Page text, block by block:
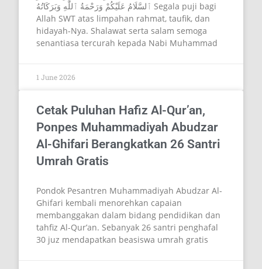
ٱلسَّلَامُ عَلَيْكُمْ وَرَحْمَةُ ٱللَّٰهِ وَبَرَكَاتُهُ Segala puji bagi
Allah SWT atas limpahan rahmat, taufik, dan
hidayah-Nya. Shalawat serta salam semoga
senantiasa tercurah kepada Nabi Muhammad
1 June 2026
Cetak Puluhan Hafiz Al-Qur’an,
Ponpes Muhammadiyah Abudzar
Al-Ghifari Berangkatkan 26 Santri
Umrah Gratis
Pondok Pesantren Muhammadiyah Abudzar Al-
Ghifari kembali menorehkan capaian
membanggakan dalam bidang pendidikan dan
tahfiz Al-Qur’an. Sebanyak 26 santri penghafal
30 juz mendapatkan beasiswa umrah gratis